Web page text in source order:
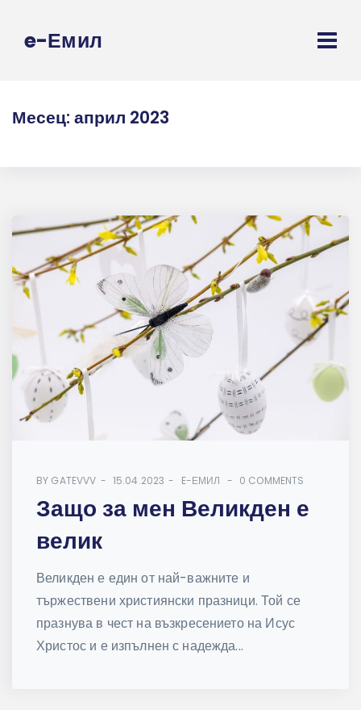
e-Емил
Месец: април 2023
BY GATEVVV 15.04.2023 E-ЕМИЛ 0 COMMENTS
Защо за мен Великден е
велик
Великден е един от най-важните и
тържествени християнски празници. Той се
празнува в чест на възкресението на Исус
Христос и е изпълнен с надежда...